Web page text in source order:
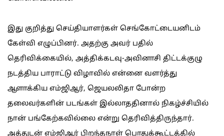
இது குறித்து செய்தியாளர்கள் செங்கோட்டையனிடம்
கேள்வி எழுப்பினர். அதற்கு அவர் பதில்
தெரிவிக்கையில், அத்திக்கடவு-அவினாசி திட்டக்குழு
நடத்திய பாராட்டு விழாவில் என்னை வளர்த்து
ஆளாக்கிய எம்ஜிஆர், ஜெயலலிதா போன்ற
தலைவர்களின் படங்கள் இல்லாததினால் நிகழ்ச்சியில்
நான் பங்கேற்கவில்லை என்று தெரிவித்திருந்தார்.
அத்துடன் எம்ஜிஆர் பிறந்தநாள் பொதுக்கூட்டத்தில்